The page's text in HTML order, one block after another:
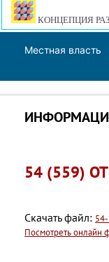
КОНЦЕПЦИЯ
Местная власть
54 (559)
Скачать файл:
Посмотреть онлайн